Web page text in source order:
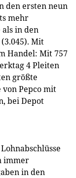
den ersten neun
mehr
in den
Mit
Handel: Mit 757
4 Pleiten
größte
Pepco mit
bei Depot
immer
in den